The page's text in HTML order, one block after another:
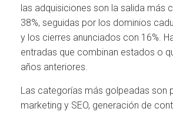
las adquisiciones son la salida más
38%, seguidas por los dominios
y los cierres anunciados con 16%.
entradas que combinan estados o
años anteriores.
Las categorías más golpeadas son
marketing y SEO, generación de